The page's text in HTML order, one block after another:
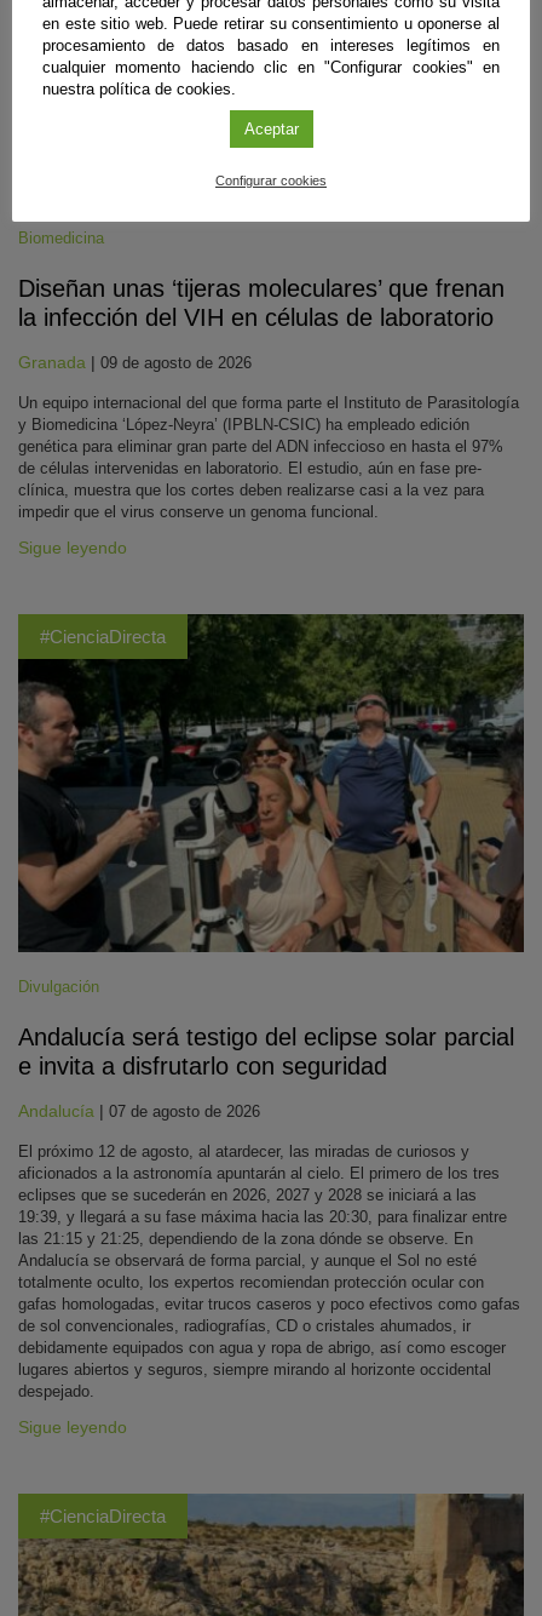
Biomedicina
Diseñan unas ‘tijeras moleculares’ que frenan
la infección del VIH en células de laboratorio
Granada | 09 de agosto de 2026
Un equipo internacional del que forma parte el Instituto de Parasitología
y Biomedicina ‘López-Neyra’ (IPBLN-CSIC) ha empleado edición
genética para eliminar gran parte del ADN infeccioso en hasta el 97%
de células intervenidas en laboratorio. El estudio, aún en fase pre-
clínica, muestra que los cortes deben realizarse casi a la vez para
impedir que el virus conserve un genoma funcional.
Sigue leyendo
#CienciaDirecta
Divulgación
Andalucía será testigo del eclipse solar parcial
e invita a disfrutarlo con seguridad
Andalucía | 07 de agosto de 2026
El próximo 12 de agosto, al atardecer, las miradas de curiosos y
aficionados a la astronomía apuntarán al cielo. El primero de los tres
eclipses que se sucederán en 2026, 2027 y 2028 se iniciará a las
19:39, y llegará a su fase máxima hacia las 20:30, para finalizar entre
las 21:15 y 21:25, dependiendo de la zona dónde se observe. En
Andalucía se observará de forma parcial, y aunque el Sol no esté
totalmente oculto, los expertos recomiendan protección ocular con
gafas homologadas, evitar trucos caseros y poco efectivos como gafas
de sol convencionales, radiografías, CD o cristales ahumados, ir
debidamente equipados con agua y ropa de abrigo, así como escoger
lugares abiertos y seguros, siempre mirando al horizonte occidental
despejado.
Sigue leyendo
#CienciaDirecta
en este sitio web. Puede retirar su consentimiento u oponerse al
procesamiento de datos basado en intereses legítimos en
cualquier momento haciendo clic en "Configurar cookies" en
nuestra política de cookies.
Aceptar
Configurar cookies